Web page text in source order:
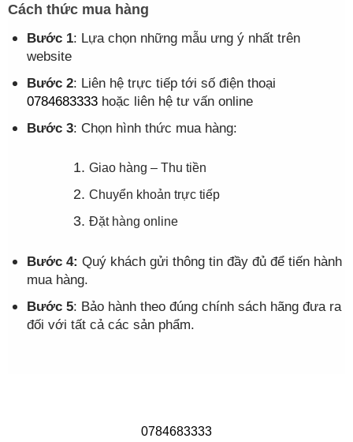
Cách thức mua hàng
Bước 1: Lựa chọn những mẫu ưng ý nhất trên
website
Bước 2: Liên hệ trực tiếp tới số điện thoại
0784683333hoặc liên hệ tư vấn online
Bước 3: Chọn hình thức mua hàng:
Giao hàng – Thu tiền
Chuyển khoản trực tiếp
Đặt hàng online
Bước 4: Quý khách gửi thông tin đầy đủ để tiến hành
mua hàng.
Bước 5: Bảo hành theo đúng chính sách hãng đưa ra
đối với tất cả các sản phẩm.
0784683333